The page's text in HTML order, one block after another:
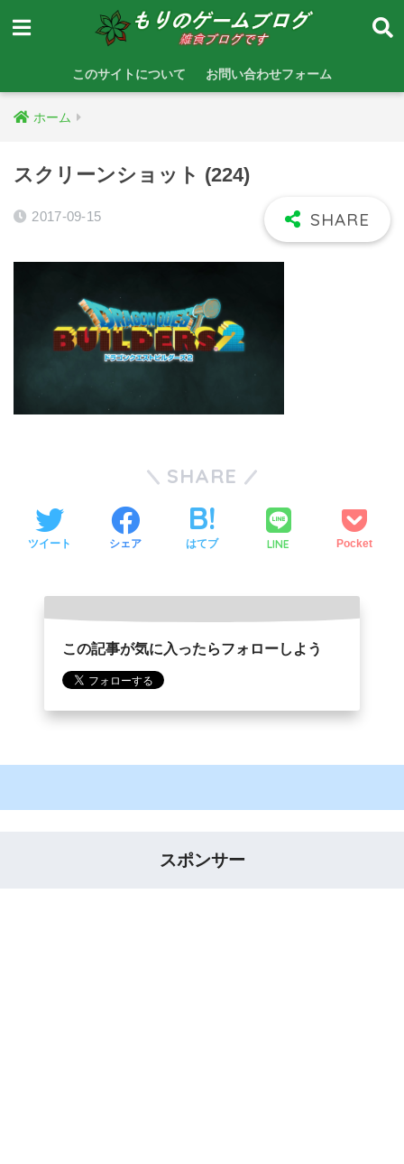
このサイトについて お問い合わせフォーム
ホーム
スクリーンショット (224)
2017-09-15
SHARE
ツイート シェア はてブ LINE Pocket
この記事が気に入ったらフォローしよう
スポンサー